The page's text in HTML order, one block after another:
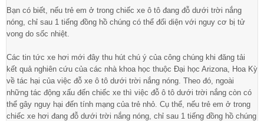
Bạn có biết, nếu trẻ em ở trong chiếc xe ô tô đang đỗ dưới trời nắng
nóng, chỉ sau 1 tiếng đồng hồ chúng có thể đối diện với nguy cơ bị tử
vong do sốc nhiệt.
Các tin tức xe hơi mới đây thu hút chú ý của công chúng khi đăng tải
kết quả nghiên cứu của các nhà khoa học thuộc Đại học Arizona, Hoa Kỳ
về tác hại của việc đỗ xe ô tô dưới trời nắng nóng. Theo đó, ngoài
những tác động xấu đến chiếc xe thì việc đỗ ô tô dưới trời nắng còn có
thể gây nguy hại đến tính mạng của trẻ nhỏ. Cụ thể, nếu trẻ em ở trong
chiếc xe hơi đang đỗ dưới trời nắng nóng, chỉ sau 1 tiếng đồng hồ chúng